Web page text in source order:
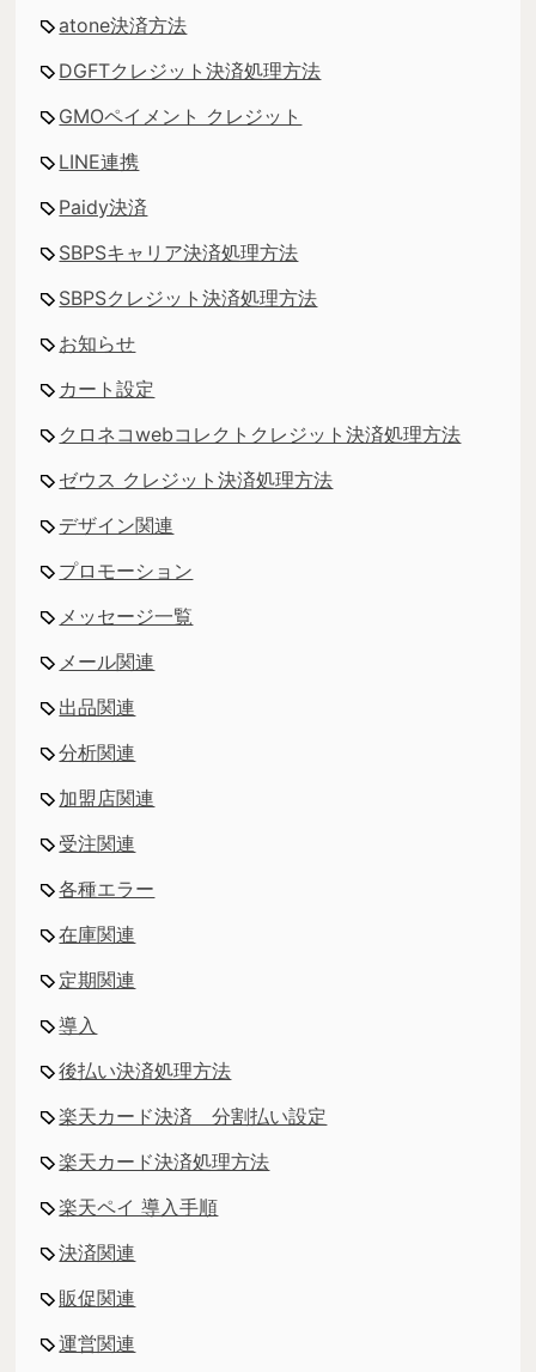
atone決済方法
DGFTクレジット決済処理方法
GMOペイメント クレジット
LINE連携
Paidy決済
SBPSキャリア決済処理方法
SBPSクレジット決済処理方法
お知らせ
カート設定
クロネコwebコレクトクレジット決済処理方法
ゼウス クレジット決済処理方法
デザイン関連
プロモーション
メッセージ一覧
メール関連
出品関連
分析関連
加盟店関連
受注関連
各種エラー
在庫関連
定期関連
導入
後払い決済処理方法
楽天カード決済 分割払い設定
楽天カード決済処理方法
楽天ペイ 導入手順
決済関連
販促関連
運営関連